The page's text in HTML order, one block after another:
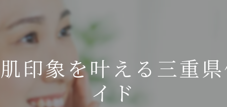
印象を叶える三重
イド